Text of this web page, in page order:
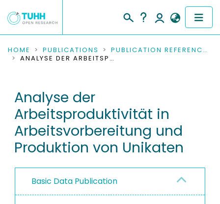
COMMUNITIES & COLLECTIONS
RESEARCH DATA
PEOPLE
INSTITUTIONS
PROJECTS
HOME PUBLICATIONS
PUBLICATION REFERENCES
ANALYSE DER ARBEITSPRODUKTIVITÄT IN ARBEITSVORBEREITUNG UND PRODUKTION VON UNIKATEN
Analyse der
Arbeitsproduktivität in
Arbeitsvorbereitung und
Produktion von Unikaten
Basic Data Publication